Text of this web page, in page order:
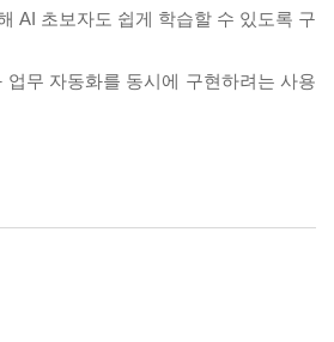
AI 초보자도 쉽게 학습할 수 있도록 구
무 자동화를 동시에 구현하려는 사용